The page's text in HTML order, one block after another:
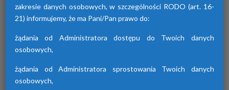
zakresie danych osobowych, w szczególności RODO (art. 16-
21) informujemy, że ma Pani/Pan prawo do:
żądania od Administratora dostępu do Twoich danych
osobowych,
żądania od Administratora sprostowania Twoich danych
osobowych,